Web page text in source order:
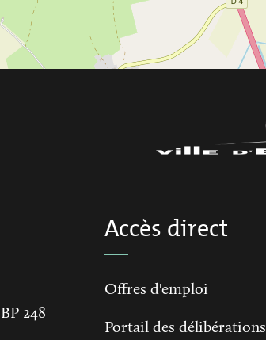
248
Accès direct
Offres d'emploi
Portail des délibérations